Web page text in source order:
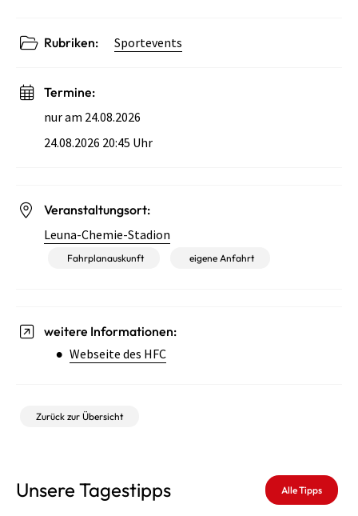
Rubriken: Sportevents
Termine:
nur am 24.08.2026
24.08.2026 20:45 Uhr
Veranstaltungsort:
Leuna-Chemie-Stadion
Fahrplanauskunft eigene Anfahrt
weitere Informationen:
Webseite des HFC
Zurück zur Übersicht
Unsere Tagestipps Alle Tipps